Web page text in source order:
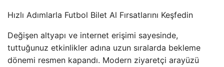
Hızlı Adımlarla Futbol Bilet Al Fırsatlarını Keşfedin
Değişen altyapı ve internet erişimi sayesinde,
tuttuğunuz etkinlikler adına uzun sıralarda bekleme
dönemi resmen kapandı. Modern ziyaretçi arayüzü